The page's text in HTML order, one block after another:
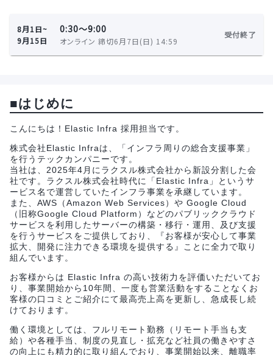
8月1日~
9月15日
0:30〜9:00
オンライン 締切6月7日(日) 14:59
受付終了
■はじめに
こんにちは！Elastic Infra 採用担当です。
株式会社Elastic Infraは、「インフラ周りの総合支援事業」
を行うテックカンパニーです。
当社は、2025年4月にラクスル株式会社から新設分割した会
社です。ラクスル株式会社時代に「Elastic Infra」というサ
ービス名で運営していたインフラ事業を承継しています。
また、AWS（Amazon Web Services）や Google Cloud
（旧称Google Cloud Platform）などのパブリッククラウド
サービスを利用したサーバーの構築・移行・運用、及び支援
を行うサービスをご提供しており、『お客様が安心して事業
拡大、開発に注力できる環境を提供する』ことに全力で取り
組んでいます。
お客様からは Elastic Infra の高い技術力を評価いただいてお
り、事業開始から10年間、一度も営業活動をすることなくお
客様の口コミとご紹介にて最高売上高を更新し、急成長し続
けております。
働く環境としては、フルリモート勤務（リモート手当も支
給）や各種手当、制度の見直し・拡充など社員の働きやすさ
の向上にも精力的に取り組んでおり、事業開始以来、離職率